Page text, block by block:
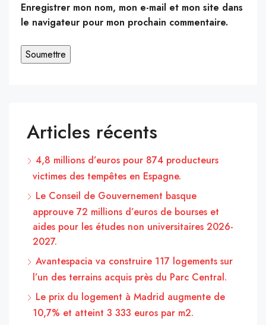
Enregistrer mon nom, mon e-mail et mon site dans
le navigateur pour mon prochain commentaire.
Articles récents
4,8 millions d’euros pour 874 producteurs
victimes des tempêtes en Espagne.
Le Conseil de Gouvernement basque
approuve 72 millions d’euros de bourses et
aides pour les études non universitaires 2026-
2027.
Avantespacia va construire 117 logements sur
l’un des terrains acquis près du Parc Central.
Le prix du logement à Madrid augmente de
10,7% et atteint 3 333 euros par m2.